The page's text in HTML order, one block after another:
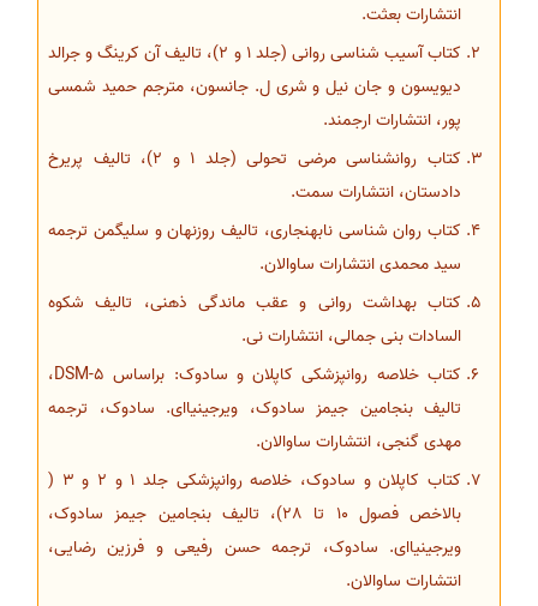
انتشارات بعثت.
کتاب آسیب شناسی روانی (جلد 1 و 2)، تالیف آن کرینگ و جرالد
دیویسون و جان نیل و شری ل. جانسون، مترجم حمید شمسی
پور، انتشارات ارجمند.
کتاب روانشناسی مرضی تحولی (جلد 1 و 2)، تالیف پریرخ
دادستان، انتشارات سمت.
کتاب روان شناسی نابهنجاری، تالیف روزنهان و سلیگمن ترجمه
سید محمدی انتشارات ساوالان.
کتاب بهداشت روانی و عقب ماندگی ذهنی، تالیف شکوه
السادات بنی جمالی، انتشارات نی.
کتاب خلاصه روانپزشکی کاپلان و سادوک: براساس DSM-5،
تالیف بنجامین جیمز سادوک، ویرجینیاای. سادوک، ترجمه
مهدی گنجی، انتشارات ساوالان.
کتاب کاپلان و سادوک، خلاصه روانپزشکی جلد 1 و 2 و 3 (
بالاخص فصول 10 تا 28)، تالیف بنجامین جیمز سادوک،
ویرجینیاای. سادوک، ترجمه حسن رفیعی و فرزین رضایی،
انتشارات ساوالان.